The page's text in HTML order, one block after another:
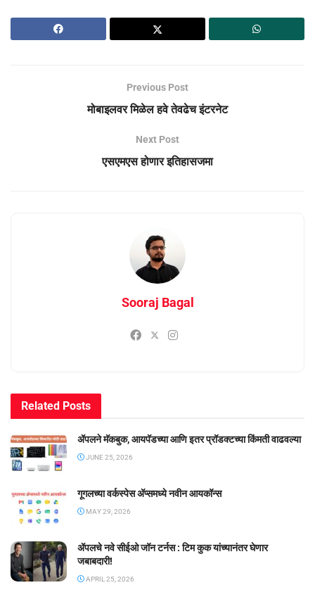
Previous Post
मोबाइलवर मिळेल हवे तेवढेच इंटरनेट
Next Post
एसएमएस होणार इतिहासजमा
Sooraj Bagal
Related Posts
ॲपलने मॅकबुक, आयपॅडच्या आणि इतर प्रॉडक्टच्या किंमती वाढवल्या
JUNE 25, 2026
गूगलच्या वर्कस्पेस अ‍ॅप्समध्ये नवीन आयकॉन्स
MAY 29, 2026
ॲपलचे नवे सीईओ जॉन टर्नस : टिम कुक यांच्यानंतर घेणार
जबाबदारी!
APRIL 25, 2026